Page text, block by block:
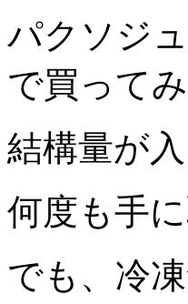
パクソジ
で買ってみ
結構量が
何度も手
でも、冷